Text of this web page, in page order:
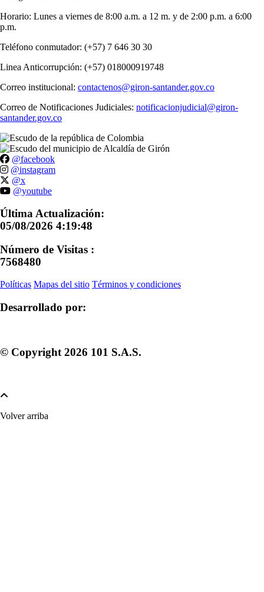
Horario: Lunes a viernes de 8:00 a.m. a 12 m. y de 2:00 p.m. a 6:00
p.m.
Teléfono conmutador: (+57) 7 646 30 30
Linea Anticorrupción: (+57) 018000919748
Correo institucional: contactenos@giron-santander.gov.co
Correo de Notificaciones Judiciales: notificacionjudicial@giron-
santander.gov.co
@facebook
@instagram
@x
@youtube
Última Actualización:
05/08/2026 4:19:48
Número de Visitas :
7568480
Políticas Mapas del sitio Términos y condiciones
Desarrollado por:
© Copyright 2026 101 S.A.S.
Volver arriba